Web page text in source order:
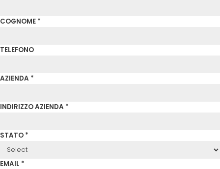
COGNOME *
TELEFONO
AZIENDA *
INDIRIZZO AZIENDA *
STATO *
EMAIL *